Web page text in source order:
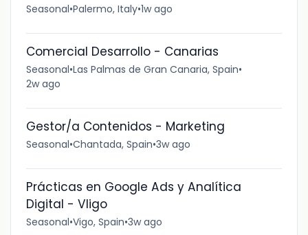
Seasonal•Palermo, Italy•1w ago
Comercial Desarrollo - Canarias
Seasonal•Las Palmas de Gran Canaria, Spain•
2w ago
Gestor/a Contenidos - Marketing
Seasonal•Chantada, Spain•3w ago
Prácticas en Google Ads y Analítica
Digital - VIigo
Seasonal•Vigo, Spain•3w ago